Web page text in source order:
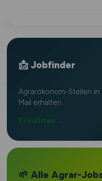
📩 Jobfinder
Agrarökonom-Stellen in
Mail erhalten.
Einrichten →
🌱 Alle Agrar-